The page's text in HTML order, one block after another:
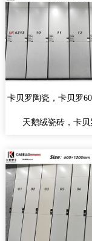
卡贝罗陶瓷，卡贝罗
天鹅绒瓷砖，卡